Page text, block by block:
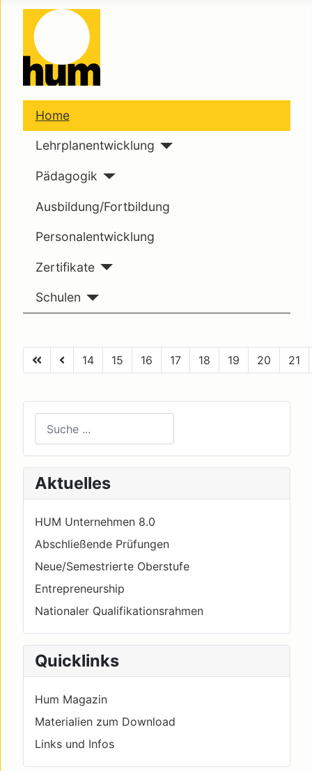
Home
Lehrplanentwicklung
Pädagogik
Ausbildung/Fortbildung
Personalentwicklung
Zertifikate
Schulen
Seite 23 von 23
14 15 16 17 18 19 20 21
Type 2 or more characters for results.
Aktuelles
HUM Unternehmen 8.0
Abschließende Prüfungen
Neue/Semestrierte Oberstufe
Entrepreneurship
Nationaler Qualifikationsrahmen
Quicklinks
Hum Magazin
Materialien zum Download
Links und Infos